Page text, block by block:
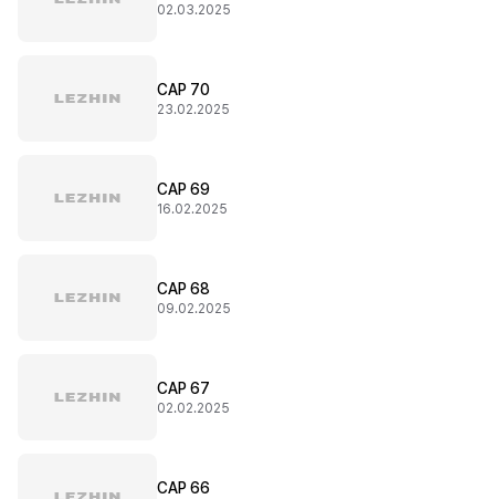
02.03.2025
CAP 70
23.02.2025
CAP 69
16.02.2025
CAP 68
09.02.2025
CAP 67
02.02.2025
CAP 66